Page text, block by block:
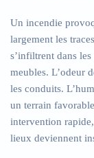
Un incendie
largement les
s’infiltrent dans
meubles. L’odeur
les conduits.
un terrain
intervention
lieux deviennent